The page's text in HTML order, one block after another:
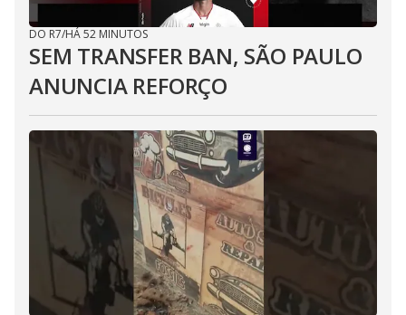
DO R7/HÁ 52 MINUTOS
SEM TRANSFER BAN, SÃO PAULO
ANUNCIA REFORÇO